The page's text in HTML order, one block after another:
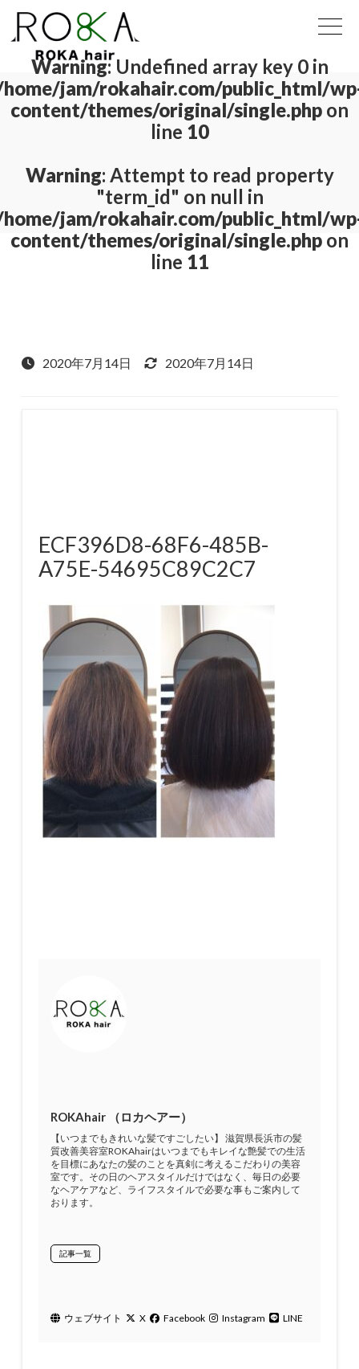
Warning: Undefined array key 0 in
jam/rokahair.com/public_html/
content/themes/original/single.php on
line 10
Warning: Attempt to read property
"term_id" on null in
jam/rokahair.com/public_html/
content/themes/original/single.php on
line 11
2020年7月14日 2020年7月14日
ECF396D8-68F6-485B-
A75E-54695C89C2C7
ROKAhair （ロカヘアー）
【いつまでもきれいな髪ですごしたい】 滋賀県長浜市の髪
質改善美容室ROKAhairはいつまでもキレイな艶髪での生活
を目標にあなたの髪のことを真剣に考えるこだわりの美容
室です。その日のヘアスタイルだけではなく、毎日の必要
なヘアケアなど、ライフスタイルで必要な事もご案内して
おります。
記事一覧
ウェブサイト X Facebook Instagram LINE